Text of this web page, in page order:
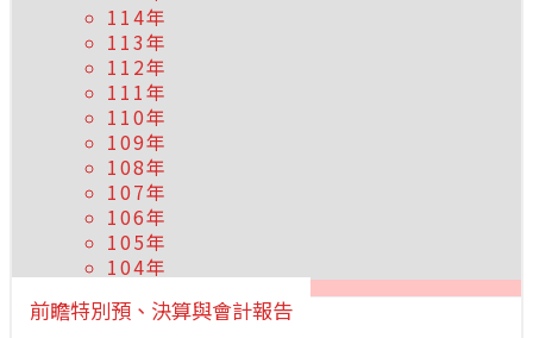
114年
113年
112年
111年
110年
109年
108年
107年
106年
105年
104年
前瞻特別預、決算與會計報告